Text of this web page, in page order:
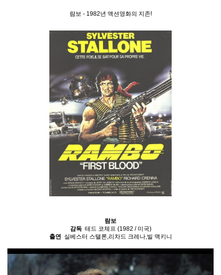
람보 - 1982년 액션영화의 지존!
람보
감독테드 코체프 (1982 / 미국)
출연 실베스터 스탤론,리차드 크레나,빌 맥키니